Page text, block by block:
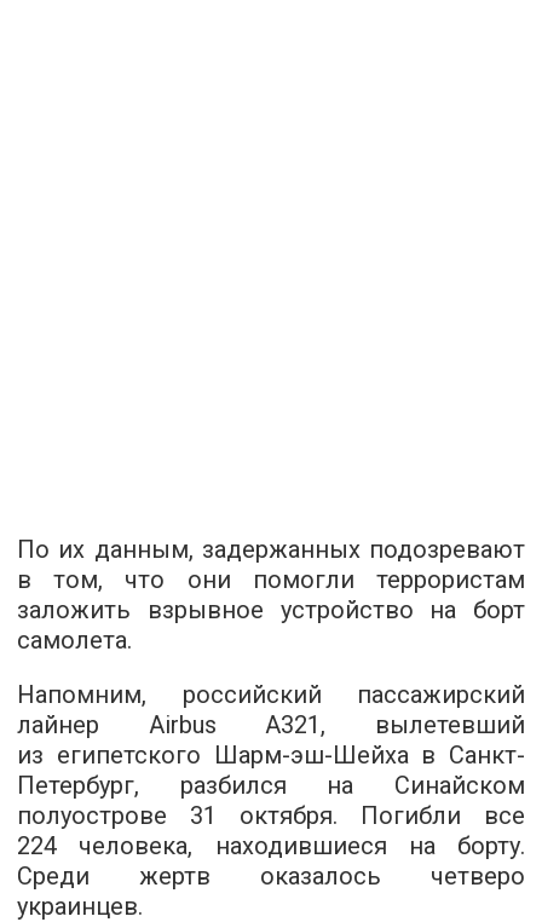
По их данным, задержанных подозревают
в том, что они помогли террористам
заложить взрывное устройство на борт
самолета.
Напомним, российский пассажирский
лайнер Airbus А321, вылетевший
из египетского Шарм-эш-Шейха в Санкт-
Петербург, разбился на Синайском
полуострове 31 октября. Погибли все
224 человека, находившиеся на борту.
Среди жертв оказалось четверо
украинцев.